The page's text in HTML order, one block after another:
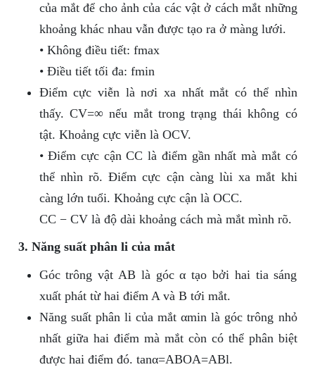
của mắt để cho ảnh của các vật ở cách mắt những
khoảng khác nhau vẫn được tạo ra ở màng lưới.
• Không điều tiết: fmax
• Điều tiết tối đa: fmin
Điểm cực viễn là nơi xa nhất mắt có thể nhìn
thấy. CV=∞ nếu mắt trong trạng thái không có
tật. Khoảng cực viễn là OCV.
• Điểm cực cận CC là điểm gần nhất mà mắt có
thể nhìn rõ. Điểm cực cận càng lùi xa mắt khi
càng lớn tuổi. Khoảng cực cận là OCC.
CC − CV là độ dài khoảng cách mà mắt mình rõ.
3. Năng suất phân li của mắt
Góc trông vật AB là góc α tạo bởi hai tia sáng
xuất phát từ hai điểm A và B tới mắt.
Năng suất phân li của mắt αmin là góc trông nhỏ
nhất giữa hai điểm mà mắt còn có thể phân biệt
được hai điểm đó. tanα=ABOA=ABl.